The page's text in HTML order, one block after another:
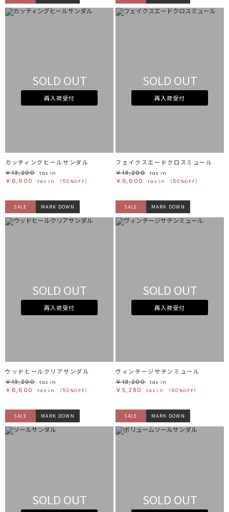
SOLD OUT
再入荷受付
カッティングヒールサンダル
￥13,200
tax in
￥6,600 tax in （50%OFF）
SOLD OUT
再入荷受付
フェイクスエードクロスミュール
￥13,200
tax in
￥6,600 tax in （50%OFF）
SALE MARK DOWN
SOLD OUT
再入荷受付
ウッドヒールクリアサンダル
￥13,200
tax in
￥6,600 tax in （50%OFF）
SALE MARK DOWN
SOLD OUT
再入荷受付
ヴィンテージサテンミュール
￥13,200
tax in
￥5,280 tax in （60%OFF）
SALE MARK DOWN
SOLD OUT
SALE MARK DOWN
SOLD OUT